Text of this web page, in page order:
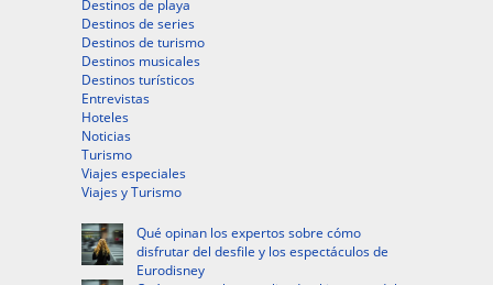
Destinos de playa
Destinos de series
Destinos de turismo
Destinos musicales
Destinos turísticos
Entrevistas
Hoteles
Noticias
Turismo
Viajes especiales
Viajes y Turismo
Qué opinan los expertos sobre cómo
disfrutar del desfile y los espectáculos de
Eurodisney